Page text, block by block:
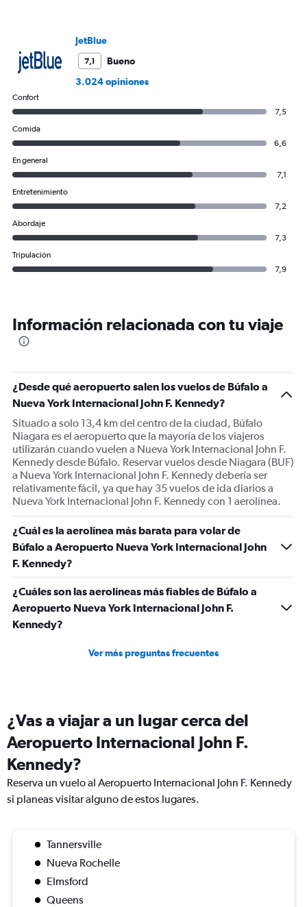
JetBlue
7,1
Bueno
3.024 opiniones
Confort
7,5
Comida
6,6
En general
7,1
Entretenimiento
7,2
Abordaje
7,3
Tripulación
7,9
Información relacionada con tu viaje
¿Desde qué aeropuerto salen los vuelos de Búfalo a
Nueva York Internacional John F. Kennedy?
Situado a solo 13,4 km del centro de la ciudad, Búfalo
Niagara es el aeropuerto que la mayoría de los viajeros
utilizarán cuando vuelen a Nueva York Internacional John F.
Kennedy desde Búfalo. Reservar vuelos desde Niagara (BUF)
a Nueva York Internacional John F. Kennedy debería ser
relativamente fácil, ya que hay 35 vuelos de ida diarios a
Nueva York Internacional John F. Kennedy con 1 aerolínea.
¿Cuál es la aerolínea más barata para volar de
Búfalo a Aeropuerto Nueva York Internacional John
F. Kennedy?
¿Cuáles son las aerolíneas más fiables de Búfalo a
Aeropuerto Nueva York Internacional John F.
Kennedy?
Ver más preguntas frecuentes
¿Vas a viajar a un lugar cerca del
Aeropuerto Internacional John F.
Kennedy?
Reserva un vuelo al Aeropuerto Internacional John F. Kennedy
si planeas visitar alguno de estos lugares.
Tannersville
Nueva Rochelle
Elmsford
Queens